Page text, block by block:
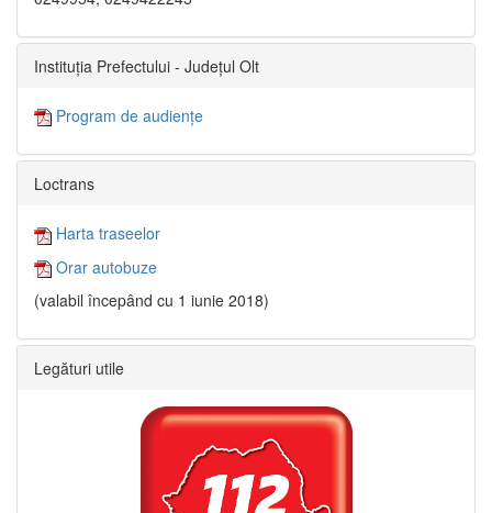
Instituția Prefectului - Județul Olt
Program de audiențe
Loctrans
Harta traseelor
Orar autobuze
(valabil începând cu 1 iunie 2018)
Legături utile